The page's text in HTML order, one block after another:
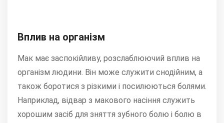
Вплив на організм
Мак має заспокійливу, розслаблюючий вплив на
організм людини. Він може служити снодійним, а
також боротися з різкими і посилюються болями.
Наприклад, відвар з макового насіння служить
хорошим засіб для зняття зубного болю і болю в